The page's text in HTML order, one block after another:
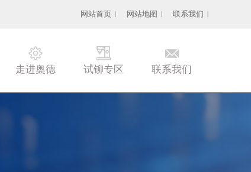
网站首页 网站地图 联系我们
走进奥德 试铆专区 联系我们